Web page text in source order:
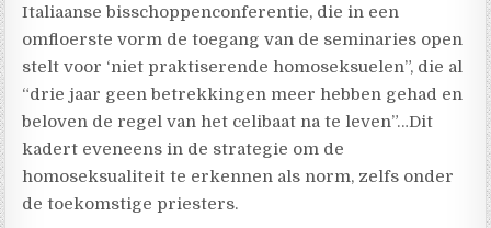
Italiaanse bisschoppenconferentie, die in een
omfloerste vorm de toegang van de seminaries open
stelt voor ‘niet praktiserende homoseksuelen”, die al
“drie jaar geen betrekkingen meer hebben gehad en
beloven de regel van het celibaat na te leven”…Dit
kadert eveneens in de strategie om de
homoseksualiteit te erkennen als norm, zelfs onder
de toekomstige priesters.